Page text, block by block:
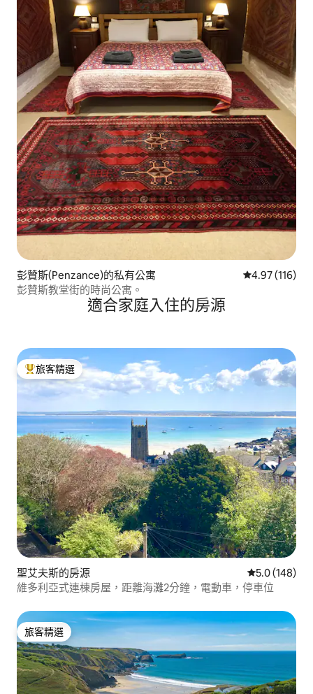
彭贊斯(Penzance)的私有公寓 從 116 則評價
4.97 (116)
彭贊斯教堂街的時尚公寓。
適合家庭入住的房源
旅客精選榜首
旅客精選
聖艾夫斯的房源 從 148 則評
5.0 (148)
維多利亞式連棟房屋，距離海灘2分鐘，電動車，停車位
旅客精選
旅客精選